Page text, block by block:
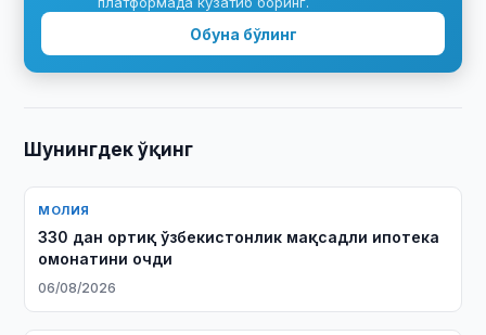
Обуна бўлинг
Шунингдек ўқинг
МОЛИЯ
330 дан ортиқ ўзбекистонлик мақсадли ипотека
омонатини очди
06/08/2026